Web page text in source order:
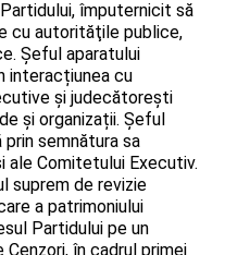
împuternicit să
cu autorităţile publice,
Șeful aparatului
interacțiunea cu
și judecătorești
și organizații. Șeful
semnătura sa
ale Comitetului Executiv.
suprem de revizie
a patrimoniului
Partidului pe un
Cenzori, în cadrul primei